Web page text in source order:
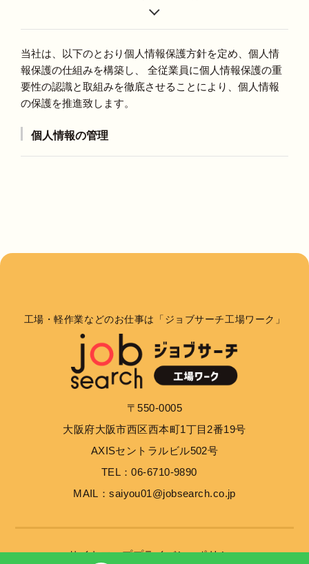
当社は、以下のとおり個人情報保護方針を定め、個人情
報保護の仕組みを構築し、 全従業員に個人情報保護の重
要性の認識と取組みを徹底させることにより、個人情報
の保護を推進致します。
個人情報の管理
当社は、お客さまの個人情報を正確かつ最新の状態に
連絡や業務のご案内やご質問に対する回答として、電
子メールや資料のご送付に利用いたします。
個人情報の第三者への開示・提供の禁止
管理し、次のいずれかに該当する場合を除き、個人情
報を第三者に開示いたしません。 お客さまの同意が
ある場合 お客さまが希望されるサービスを行なうた
工場・軽作業などのお仕事は「ジョブサーチ工場ワーク」
〒550-0005
大阪府大阪市西区西本町1丁目2番19号
AXISセントラルビル502号
TEL：06-6710-9890
MAIL：saiyou01@jobsearch.co.jp
サイトマッププライバシーポリシー